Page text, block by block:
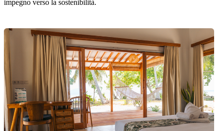
impegno verso la sostenibilità.